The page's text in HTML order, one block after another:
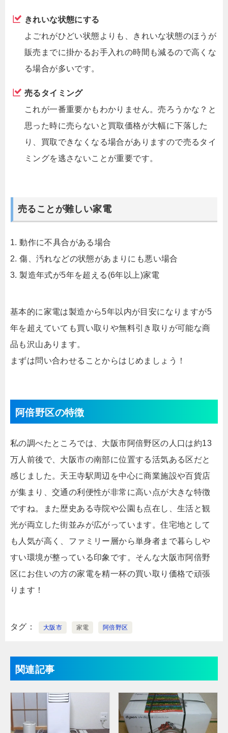
きれいな状態にする
よごれがひどい状態よりも、きれいな状態のほうが
販売までに掛かるお手入れの時間も減るので高くな
る場合が多いです。
売るタイミング
これが一番重要かもわかりません。売ろうかな？と
思った時に売らないと買取価格が大幅に下落した
り、買取できなくなる場合がありますので売るタイ
ミングを逃さないことが重要です。
売ることが難しい家電
1. 動作に不具合がある場合
2. 傷、汚れなどの状態があまりにも悪い場合
3. 製造年式が5年を超える(6年以上)家電
基本的に家電は製造から5年以内が目安になりますが5
年を超えていても買い取りや無料引き取りが可能な商
品も沢山あります。
まずは問い合わせることからはじめましょう！
阿倍野区の特徴
私の調べたところでは、大阪市阿倍野区の人口は約13
万人前後で、大阪市の南部に位置する活気ある区だと
感じました。天王寺駅周辺を中心に商業施設や百貨店
が集まり、交通の利便性が非常に高い点が大きな特徴
ですね。また歴史ある寺院や公園も点在し、生活と観
光が両立した街並みが広がっています。住宅地として
も人気が高く、ファミリー層から単身者まで暮らしや
すい環境が整っている印象です。そんな大阪市阿倍野
区にお住いの方の家電を精一杯の買い取り価格で頑張
ります！
タグ 大阪市 家電 阿倍野区
関連記事